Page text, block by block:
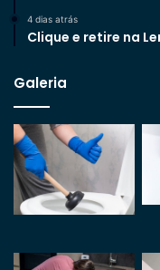
4 dias atrás
Clique e retire na
Galeria